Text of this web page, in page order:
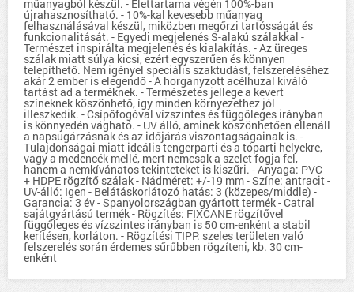
műanyagból készül. - Élettartama végén 100%-ban
újrahasznosítható. - 10%-kal kevesebb műanyag
felhasználásával készül, miközben megőrzi tartósságát és
funkcionalitását. - Egyedi megjelenés S-alakú szálakkal -
Természet inspirálta megjelenés és kialakítás. - Az üreges
szálak miatt súlya kicsi, ezért egyszerűen és könnyen
telepíthető. Nem igényel speciális szaktudást, felszereléséhez
akár 2 ember is elegendő - A horganyzott acélhuzal kiváló
tartást ad a terméknek. - Természetes jellege a kevert
színeknek köszönhető, így minden környezethez jól
illeszkedik. - Csípőfogóval vízszintes és függőleges irányban
is könnyedén vágható. - UV álló, aminek köszönhetően ellenáll
a napsugárzásnak és az időjárás viszontagságainak is. -
Tulajdonságai miatt ideális tengerparti és a tóparti helyekre,
vagy a medencék mellé, mert nemcsak a szelet fogja fel,
hanem a nemkívánatos tekinteteket is kiszűri. - Anyaga: PVC
+ HDPE rögzítő szálak - Nádméret: +/-19 mm - Színe: antracit -
UV-álló: Igen - Belátáskorlátozó hatás: 3 (közepes/middle) -
Garancia: 3 év - Spanyolországban gyártott termék - Catral
sajátgyártású termék - Rögzítés: FIXCANE rögzítővel
függőleges és vízszintes irányban is 50 cm-enként a stabil
kerítésen, korláton. - Rögzítési TIPP: szeles területen való
felszerelés során érdemes sűrűbben rögzíteni, kb. 30 cm-
enként